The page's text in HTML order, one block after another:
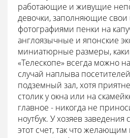
работающие и живущие
девочки, заполняющие свои
фотографиями пенки на
англоязычные и японские
миниатюрные размеры,
«Телескопе» всегда можно
случай наплыва
подземный зал, хотя
столик у окна или на
главное - никогда не
ноутбук. У хозяев заведения
этот счет, так что желающим